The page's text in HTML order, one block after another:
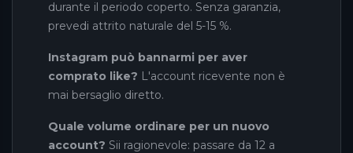
durante il periodo coperto. Senza garanzia,
prevedi attrito naturale del 5-15 %.
Instagram può bannarmi per aver
comprato like? L'account ricevente non è
mai bersaglio diretto.
Quale volume ordinare per un nuovo
account? Sii ragionevole: passare da 12 a